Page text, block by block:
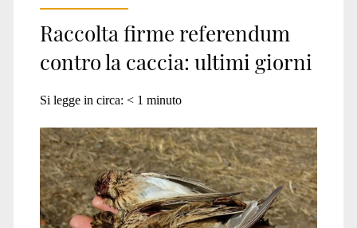
Raccolta firme referendum
contro la caccia: ultimi giorni
Si legge in circa: < 1 minuto